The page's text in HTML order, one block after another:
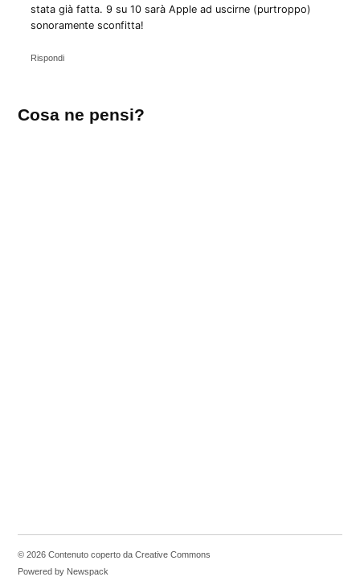
stata già fatta. 9 su 10 sarà Apple ad uscirne (purtroppo)
sonoramente sconfitta!
Rispondi
un
Cosa ne pensi?
© 2026 Contenuto coperto da Creative Commons
Powered by Newspack